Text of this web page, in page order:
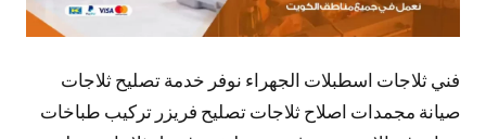
فني ثلاجات اسطبلات الجهراء نوفر خدمة تصليح ثلاجات
صيانة مجمدات اصلاح ثلاجات تصليح فريزر تركيب طباخات